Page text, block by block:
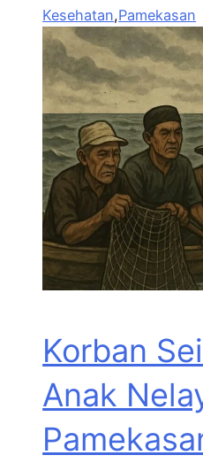
Kesehatan,Pamekasan
Korban
Anak